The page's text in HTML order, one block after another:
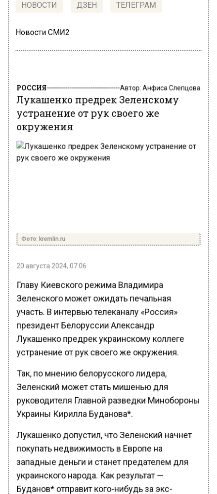
НОВОСТИ ДЗЕН ТЕЛЕГРАМ
Новости СМИ2
РОССИЯ Автор: Анфиса Слепцова
Лукашенко предрек Зеленскому
устранение от рук своего же
окружения
Фото: kremlin.ru
20 августа 2024, 07:06
Главу Киевского режима Владимира
Зеленского может ожидать печальная
участь. В интервью телеканалу «Россия»
президент Белоруссии Александр
Лукашенко предрек украинскому коллеге
устранение от рук своего же окружения.
Так, по мнению белорусского лидера,
Зеленский может стать мишенью для
руководителя Главной разведки Минобороны
Украины Кирилла Буданова*.
Лукашенко допустил, что Зеленский начнет
покупать недвижимость в Европе на
западные деньги и станет предателем для
украинского народа. Как результат —
Буданов* отправит кого-нибудь за экс-